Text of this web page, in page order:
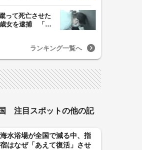
って死亡させた
女を逮捕 「生
ランキング一覧へ
注目スポットの他の記
海水浴場が全国で減る中、指
宿はなぜ「あえて復活」させ